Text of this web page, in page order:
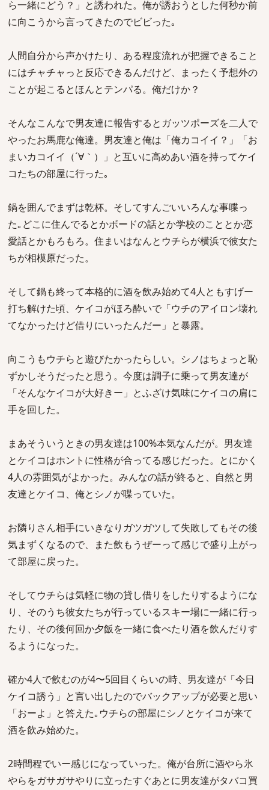
ら一緒にどう？」と誘われた。俺が誘おうとした何秒か前
に向こうから言ってきたのでビビった｡
人間自分から声かけたり、ある程度流れが把握できること
にはチャチャっと反応できるんだけど、まったく予想外の
ことが起こるとほんとテンパる。俺だけか？
そんなこんなで男友達に報告するとガッツポーズを二人で
やったお馬鹿な俺達。男友達と俺は「俺カコイイ？」「お
まいカコイイ（´∀｀）」と互いに高めあい酒を持ってケイ
コたちの部屋に行った｡
鍋を囲んでまずは乾杯。そしてすんごいいろんな事喋っ
た｡どこに住んでるとかボードの話とか学校のこととか恋
愛話とかもろもろ。住まいはなんとウチらが横浜で彼女た
ちが相模原だった。
そして鍋も終って本格的に酒を飲み始めて4人ともすげー
打ち解けた頃、ケイコがほろ酔いで「ウチのアイロン壊れ
てなかったけど借りにいったんだー」と暴露。
向こうもウチらと遊びたかったらしい。シノはちょっと恥
ずかしそうだったと思う。今度は調子に乗って男友達が
「そんなケイコが大好きー」とふざけ気味にケイコの肩に
手を回した。
まあそういうときの男友達は100%本気なんだが。男友達
とケイコはホントに性格が合ってる感じだった。とにかく
4人の雰囲気がよかった。みんなの話が終ると、自然と男
友達とケイコ、俺とシノが喋っていた。
お隣りさん相手にいきなりガツガツして失敗してもその後
気まずくなるので、また飲もうぜーって感じで盛り上がっ
て部屋に戻った。
そしてウチらは気軽に物の貸し借りをしたりするようにな
り、そのうち彼女たちが行っているスキー場に一緒に行っ
たり、その後何回か夕飯を一緒に食べたり酒を飲んだりす
るようになった。
確か4人で飲むのが4〜5回目くらいの時、男友達が「今日
ケイコ誘う」と言い出したのでバックアップが必要と思い
「おーよ」と答えた｡ウチらの部屋にシノとケイコが来て
酒を飲み始めた。
2時間程でいー感じになっていった。俺が台所に酒やら氷
やらをガサガサやりに立ったすぐあとに男友達がタバコ買